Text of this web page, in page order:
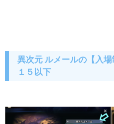
異次元 ルメールの【入
１５以下